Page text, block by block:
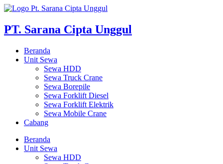
Skip
content
PT. Sarana Cipta Unggul
Beranda
Unit Sewa
Sewa HDD
Sewa Truck Crane
Sewa Borepile
Sewa Forklift Diesel
Sewa Forklift Elektrik
Sewa Mobile Crane
Cabang
Beranda
Unit Sewa
Sewa HDD